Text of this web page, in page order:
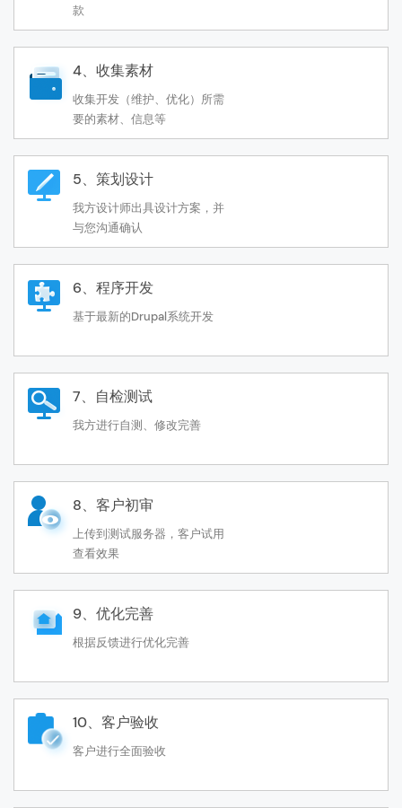
款
4、收集素材
收集开发（维护、优化）所需
要的素材、信息等
5、策划设计
我方设计师出具设计方案，并
与您沟通确认
6、程序开发
基于最新的Drupal系统开发
7、自检测试
我方进行自测、修改完善
8、客户初审
上传到测试服务器，客户试用
查看效果
9、优化完善
根据反馈进行优化完善
10、客户验收
客户进行全面验收